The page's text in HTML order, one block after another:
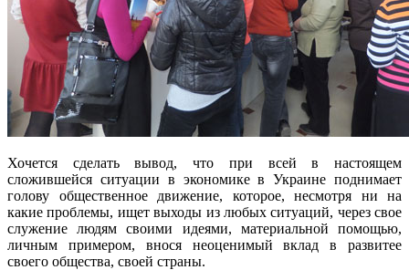
Хочется сделать вывод, что при всей в настоящем
сложившейся ситуации в экономике в Украине поднимает
голову общественное движение, которое, несмотря ни на
какие проблемы, ищет выходы из любых ситуаций, через свое
служение людям своими идеями, материальной помощью,
личным примером, внося неоценимый вклад в развитее
своего общества, своей страны.